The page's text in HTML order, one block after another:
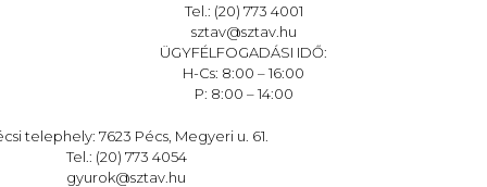
Tel.: (20) 773 4001
sztav@sztav.hu
ÜGYFÉLFOGADÁSI IDŐ:
H-Cs: 8:00 – 16:00
P: 8:00 – 14:00
telephely: 7623 Pécs, Megyeri u. 61.
Tel.: (20) 773 4054
gyurok@sztav.hu